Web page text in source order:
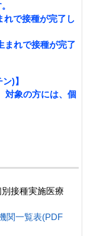
れで接種が完了し
まれで接種が完了
)】
対象の方には、個
接種実施医療
関一覧表(PDF